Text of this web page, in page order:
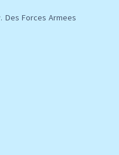
Des Forces Armees